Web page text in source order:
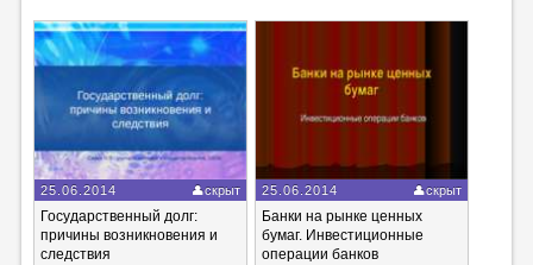
25.06.2014 скрыт
Государственный долг:
причины возникновения и
следствия
25.06.2014 скрыт
Банки на рынке ценных
бумаг. Инвестиционные
операции банков